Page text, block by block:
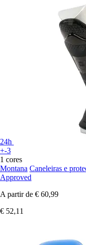
24h
+-3
1 cores
Montana Caneleiras e
Approved
A partir de € 60,99
€ 52,11